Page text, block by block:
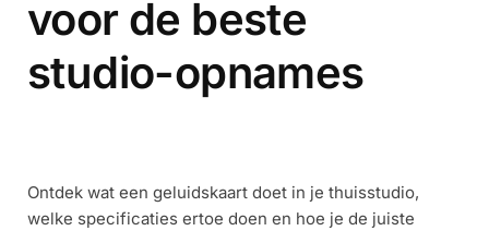
voor de beste
studio-opnames
Ontdek wat een geluidskaart doet in je thuisstudio,
welke specificaties ertoe doen en hoe je de juiste